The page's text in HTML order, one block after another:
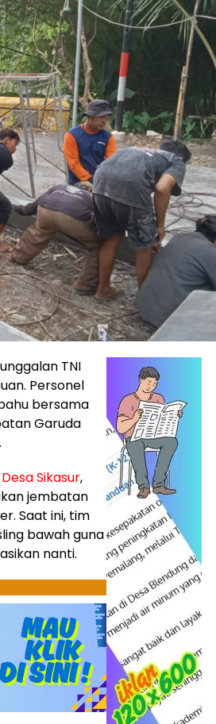
TNI
Personel
bersama
Garuda
Desa Sikasur,
jembatan
Saat ini, tim
bawah guna
nanti.